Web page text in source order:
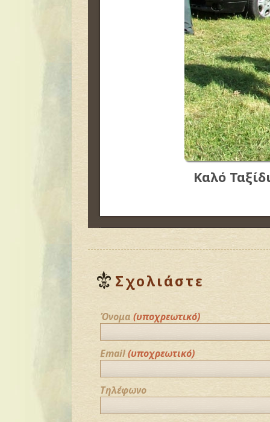
Καλό
Σχολιάστε
Όνομα (υποχρεωτικό)
Email(υποχρεωτικό)
Τηλέφωνο